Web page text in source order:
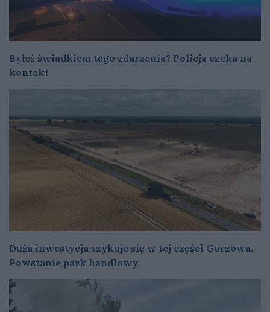
Byłeś świadkiem tego zdarzenia? Policja czeka na
kontakt
Duża inwestycja szykuje się w tej części Gorzowa.
Powstanie park handlowy